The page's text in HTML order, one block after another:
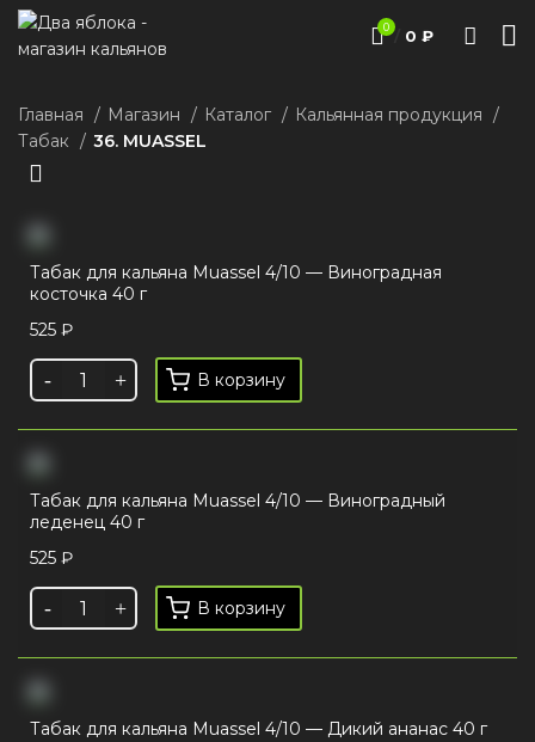
0 / 0 ₽
Главная Магазин Каталог
Кальянная продукция
Табак
36. MUASSEL
Табак для кальяна Muassel 4/10 — Виноградная
косточка 40 г
525 ₽
В корзину
Табак для кальяна Muassel 4/10 — Виноградный
леденец 40 г
525 ₽
В корзину
Табак для кальяна Muassel 4/10 — Дикий ананас 40 г